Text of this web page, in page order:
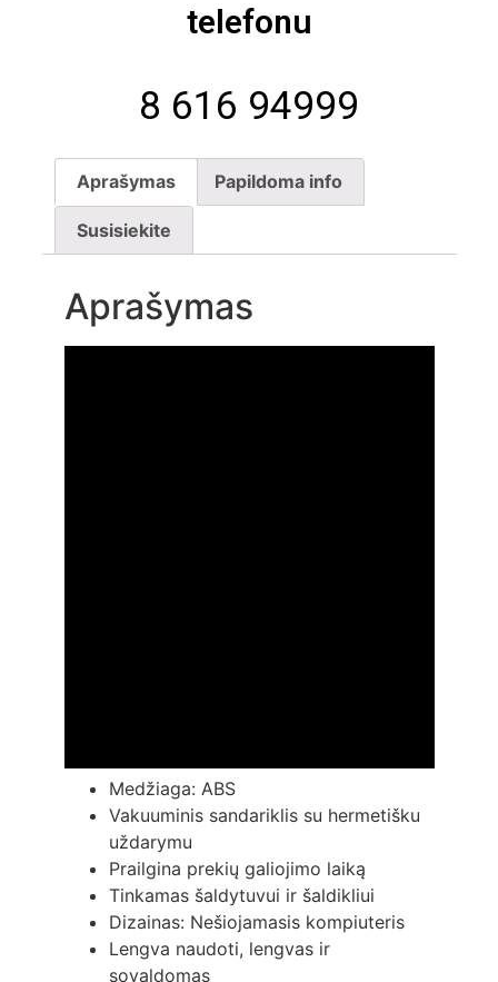
telefonu
8 616 94999
Aprašymas Papildoma info
Susisiekite
Aprašymas
Medžiaga: ABS
Vakuuminis sandariklis su hermetišku
uždarymu
Prailgina prekių galiojimo laiką
Tinkamas šaldytuvui ir šaldikliui
Dizainas: Nešiojamasis kompiuteris
Lengva naudoti, lengvas ir
sovaldomas